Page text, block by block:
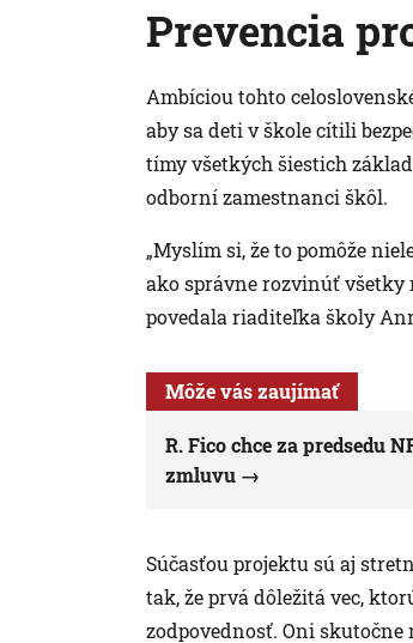
Prevencia
Ambíciou tohto
aby sa deti v škole cítili
tímy všetkých šiestich
odborní zamestnanci škôl.
„Myslím si, že to pomôže
ako správne rozvinúť všetky
povedala riaditeľka školy
Môže vás zaujímať
R. Fico chce za predsedu
zmluvu
Súčasťou projektu sú aj
tak, že prvá dôležitá vec,
zodpovednosť. Oni